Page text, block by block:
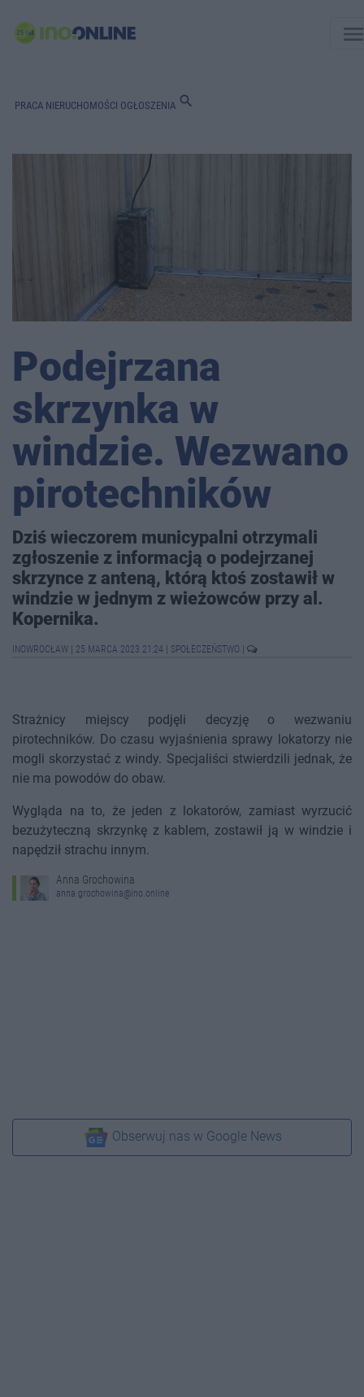
PRACA NIERUCHOMOŚCI OGŁOSZENIA search
Podejrzana
skrzynka w
windzie. Wezwano
pirotechników
Dziś wieczorem municypalni otrzymali
zgłoszenie z informacją o podejrzanej
skrzynce z anteną, którą ktoś zostawił w
windzie w jednym z wieżowców przy al.
Kopernika.
INOWROCŁAW 25 MARCA 2023 21:24 SPOŁECZEŃSTWO
Strażnicy miejscy podjęli decyzję o wezwaniu
pirotechników. Do czasu wyjaśnienia sprawy lokatorzy nie
mogli skorzystać z windy. Specjaliści stwierdzili jednak, że
nie ma powodów do obaw.
Wygląda na to, że jeden z lokatorów, zamiast wyrzucić
bezużyteczną skrzynkę z kablem, zostawił ją w windzie i
napędził strachu innym.
Anna Grochowina
anna.grochowina@ino.online
Obserwuj nas w Google News